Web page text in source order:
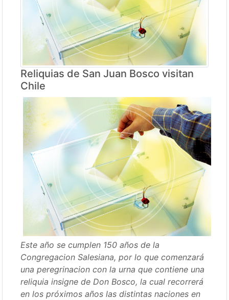
Reliquias de San Juan Bosco visitan
Chile
Este año se cumplen 150 años de la
Congregacion Salesiana, por lo que comenzará
una peregrinacion con la urna que contiene una
reliquia insigne de Don Bosco, la cual recorrerá
en los próximos años las distintas naciones en